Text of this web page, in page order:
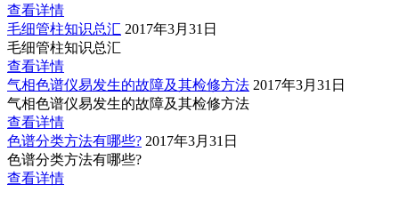
查看详情
毛细管柱知识总汇 2017年3月31日
毛细管柱知识总汇
查看详情
气相色谱仪易发生的故障及其检修方法 2017年3月31日
气相色谱仪易发生的故障及其检修方法
查看详情
色谱分类方法有哪些? 2017年3月31日
色谱分类方法有哪些?
查看详情